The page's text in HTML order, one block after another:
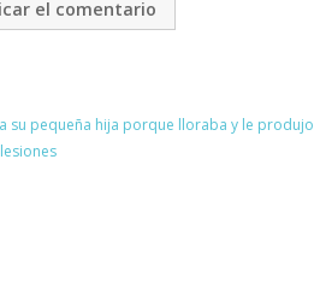
su pequeña hija porque lloraba y le produjo